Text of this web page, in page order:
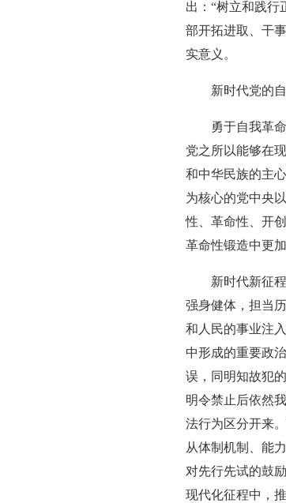
出：“树立和践行
部开拓进取、干
实意义。
新时代党的
勇于自我革
党之所以能够在
和中华民族的主
为核心的党中央
性、革命性、开
革命性锻造中更
新时代新征
强身健体，担当
和人民的事业注
中形成的重要政
误，同明知故犯
明令禁止后依然
法行为区分开来
从体制机制、能
对先行先试的鼓
现代化征程中，